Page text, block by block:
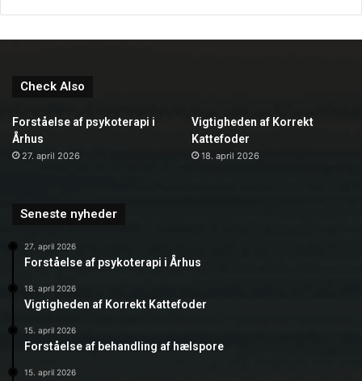
Check Also
Forståelse af psykoterapi i
Århus
27. april 2026
Vigtigheden af Korrekt
Kattefoder
18. april 2026
Seneste nyheder
27. april 2026
Forståelse af psykoterapi i Århus
18. april 2026
Vigtigheden af Korrekt Kattefoder
15. april 2026
Forståelse af behandling af hælspore
15. april 2026